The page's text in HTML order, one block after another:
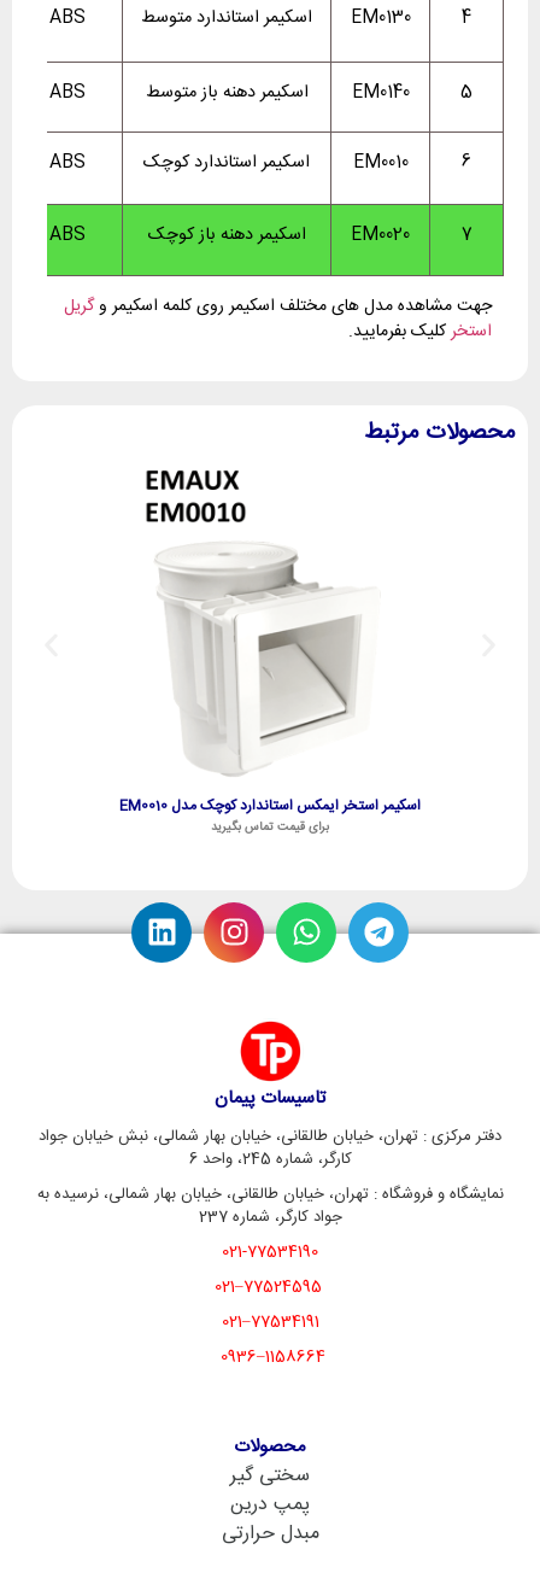
4
EM0130 اسکیمر استاندارد متوسط ABS
5
EM0140 اسکیمر دهنه باز متوسط ABS
6
EM0010 اسکیمر استاندارد کوچک ABS
7
EM0020 اسکیمر دهنه باز کوچک ABS
جهت مشاهده مدل های مختلف اسکیمر روی کلمه اسکیمر وگریل
استخرکلیک بفرمایید.
محصولات مرتبط
اسکیمر استخر ایمکس استاندارد کوچک مدل EM0010
برای قیمت تماس بگیرید
تاسیسات پیمان
دفتر مرکزی : تهران، خیابان طالقانی، خیابان بهار شمالی، نبش خیابان جواد
کارگر، شماره 245، واحد 6
نمایشگاه و فروشگاه : تهران، خیابان طالقانی، خیابان بهار شمالی، نرسیده به
جواد کارگر، شماره 237
021-77534190
77524595–021
77534191–021
1158664–0936
محصولات
سختی گیر
پمپ درین
مبدل حرارتی